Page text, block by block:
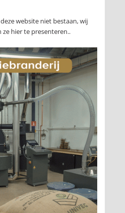
website niet bestaan, wij
hier te presenteren..